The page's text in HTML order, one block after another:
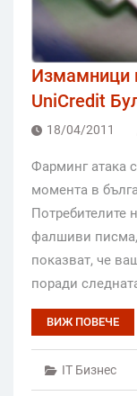
Измамници
UniCredit
18/04/2011
Фарминг атака
момента в
Потребителите
фалшиви писма,
показват, че
поради
ВИЖ ПОВЕЧЕ
IT Бизнес